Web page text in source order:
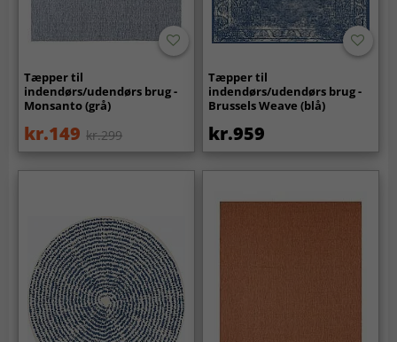
Tæpper til
indendørs/udendørs brug -
Monsanto (grå)
kr.149 kr.299
Tæpper til
indendørs/udendørs brug -
Brussels Weave (blå)
kr.959